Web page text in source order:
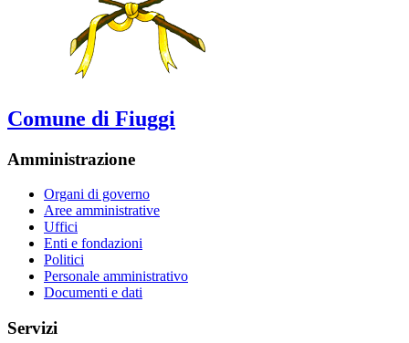
Comune di Fiuggi
Amministrazione
Organi di governo
Aree amministrative
Uffici
Enti e fondazioni
Politici
Personale amministrativo
Documenti e dati
Servizi